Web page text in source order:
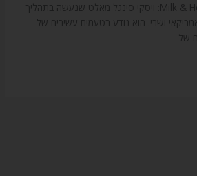
Distillery): Milk & Honey Classic: ויסקי סינגל מאלט שנעשה בתהליך
אמריקאי ושרי. הוא נודע בטעמים עשירים של
של